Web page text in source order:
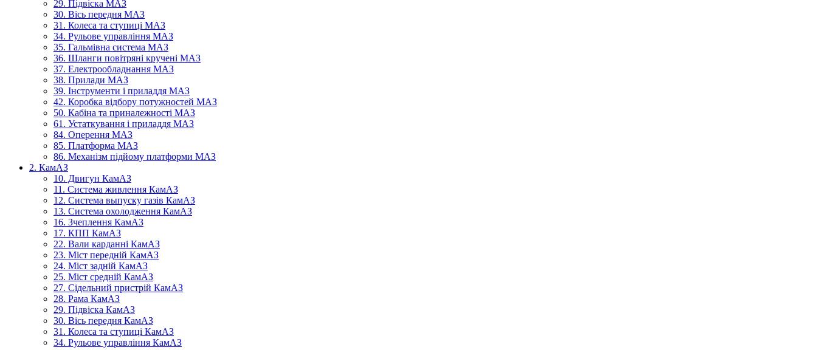
29. Підвіска МАЗ
30. Вісь передня МАЗ
31. Колеса та ступиці МАЗ
34. Рульове управління МАЗ
35. Гальмівна система МАЗ
36. Шланги повітряні кручені МАЗ
37. Електрообладнання МАЗ
38. Прилади МАЗ
39. Інструменти і приладдя МАЗ
42. Коробка відбору потужностей МАЗ
50. Кабіна та приналежності МАЗ
61. Устаткування і приладдя МАЗ
84. Оперення МАЗ
85. Платформа МАЗ
86. Механізм підйому платформи МАЗ
2. КамАЗ
10. Двигун КамАЗ
11. Система живлення КамАЗ
12. Система выпуску газів КамАЗ
13. Система охолодження КамАЗ
16. Зчеплення КамАЗ
17. КПП КамАЗ
22. Вали карданні КамАЗ
23. Міст передній КамАЗ
24. Міст задній КамАЗ
25. Міст средній КамАЗ
27. Сідельний пристрій КамАЗ
28. Рама КамАЗ
29. Підвіска КамАЗ
30. Вісь передня КамАЗ
31. Колеса та ступиці КамАЗ
34. Рульове управління КамАЗ